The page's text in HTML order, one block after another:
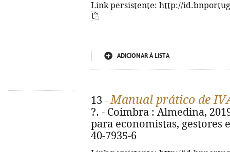
Link persistente: http://
ADICIONAR À LISTA
13 -Manual prático de
?. - Coimbra : Almedina,
para economistas, gestores
40-7935-6